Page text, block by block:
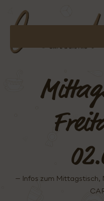
– Infos zum Mittagstisch,